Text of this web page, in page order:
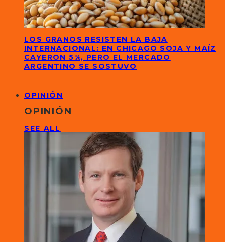
LOS GRANOS RESISTEN LA BAJA
INTERNACIONAL: EN CHICAGO SOJA Y MAÍZ
CAYERON 5%, PERO EL MERCADO
ARGENTINO SE SOSTUVO
OPINIÓN
OPINIÓN
SEE ALL